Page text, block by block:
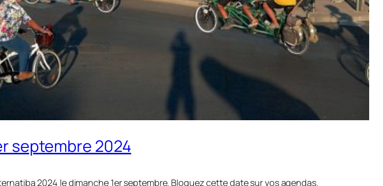
septembre 2024
2024 le dimanche 1er septembre. Bloquez cette date sur vos agendas.